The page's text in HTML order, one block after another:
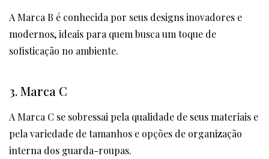
A Marca B é conhecida por seus designs inovadores e
modernos, ideais para quem busca um toque de
sofisticação no ambiente.
3. Marca C
A Marca C se sobressai pela qualidade de seus materiais e
pela variedade de tamanhos e opções de organização
interna dos guarda-roupas.